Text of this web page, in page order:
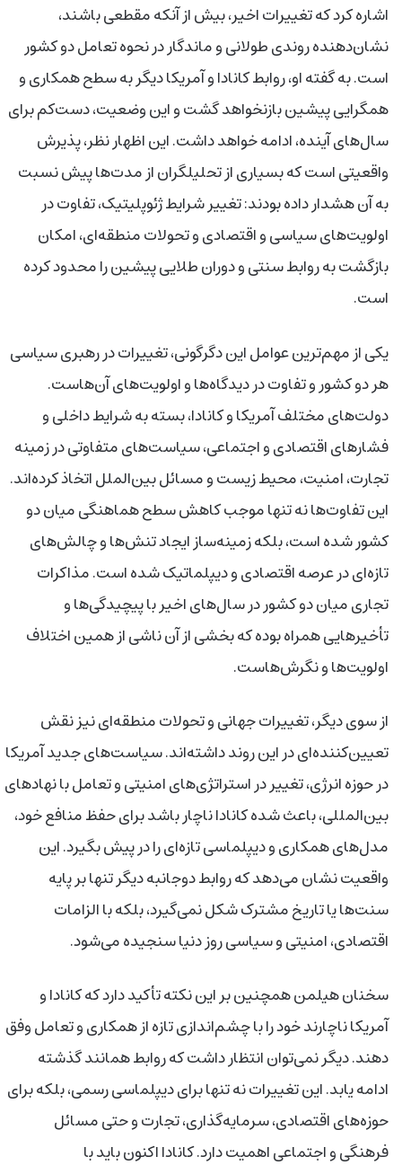
اشاره کرد که تغییرات اخیر، بیش از آنکه مقطعی باشند،
نشان‌دهنده روندی طولانی و ماندگار در نحوه تعامل دو کشور
است. به گفته او، روابط کانادا و آمریکا دیگر به سطح همکاری و
همگرایی پیشین بازنخواهد گشت و این وضعیت، دست‌کم برای
سال‌های آینده، ادامه خواهد داشت. این اظهار نظر، پذیرش
واقعیتی است که بسیاری از تحلیلگران از مدت‌ها پیش نسبت
به آن هشدار داده بودند: تغییر شرایط ژئوپلیتیک، تفاوت در
اولویت‌های سیاسی و اقتصادی و تحولات منطقه‌ای، امکان
بازگشت به روابط سنتی و دوران طلایی پیشین را محدود کرده
است.
یکی از مهم‌ترین عوامل این دگرگونی، تغییرات در رهبری سیاسی
هر دو کشور و تفاوت در دیدگاه‌ها و اولویت‌های آن‌هاست.
دولت‌های مختلف آمریکا و کانادا، بسته به شرایط داخلی و
فشارهای اقتصادی و اجتماعی، سیاست‌های متفاوتی در زمینه
تجارت، امنیت، محیط زیست و مسائل بین‌الملل اتخاذ کرده‌اند.
این تفاوت‌ها نه تنها موجب کاهش سطح هماهنگی میان دو
کشور شده است، بلکه زمینه‌ساز ایجاد تنش‌ها و چالش‌های
تازه‌ای در عرصه اقتصادی و دیپلماتیک شده است. مذاکرات
تجاری میان دو کشور در سال‌های اخیر با پیچیدگی‌ها و
تأخیرهایی همراه بوده که بخشی از آن ناشی از همین اختلاف
اولویت‌ها و نگرش‌هاست.
از سوی دیگر، تغییرات جهانی و تحولات منطقه‌ای نیز نقش
تعیین‌کننده‌ای در این روند داشته‌اند. سیاست‌های جدید آمریکا
در حوزه انرژی، تغییر در استراتژی‌های امنیتی و تعامل با نهادهای
بین‌المللی، باعث شده کانادا ناچار باشد برای حفظ منافع خود،
مدل‌های همکاری و دیپلماسی تازه‌ای را در پیش بگیرد. این
واقعیت نشان می‌دهد که روابط دوجانبه دیگر تنها بر پایه
سنت‌ها یا تاریخ مشترک شکل نمی‌گیرد، بلکه با الزامات
اقتصادی، امنیتی و سیاسی روز دنیا سنجیده می‌شود.
سخنان هیلمن همچنین بر این نکته تأکید دارد که کانادا و
آمریکا ناچارند خود را با چشم‌اندازی تازه از همکاری و تعامل وفق
دهند. دیگر نمی‌توان انتظار داشت که روابط همانند گذشته
ادامه یابد. این تغییرات نه تنها برای دیپلماسی رسمی، بلکه برای
حوزه‌های اقتصادی، سرمایه‌گذاری، تجارت و حتی مسائل
فرهنگی و اجتماعی اهمیت دارد. کانادا اکنون باید با